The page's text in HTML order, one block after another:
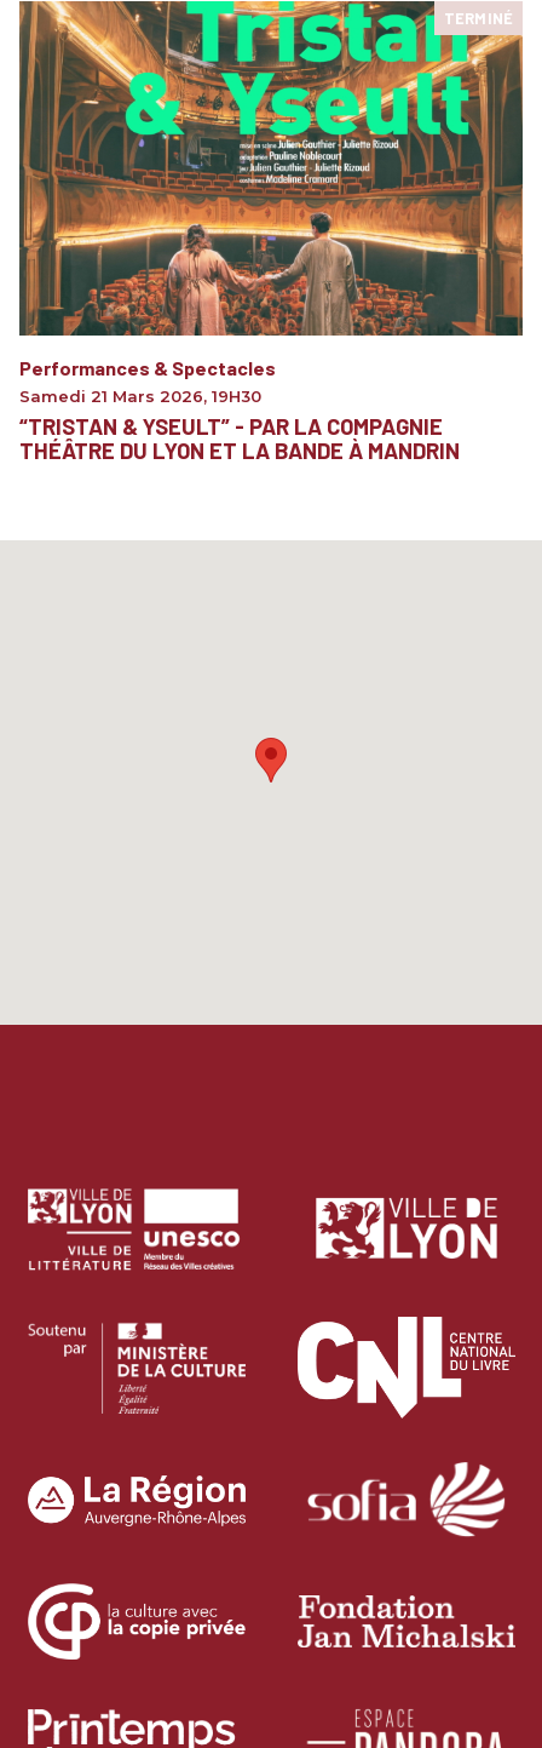
TERMINÉ
Performances & Spectacles
Samedi 21 Mars 2026, 19H30
“TRISTAN & YSEULT” - PAR LA COMPAGNIE
THÉÂTRE DU LYON ET LA BANDE À MANDRIN